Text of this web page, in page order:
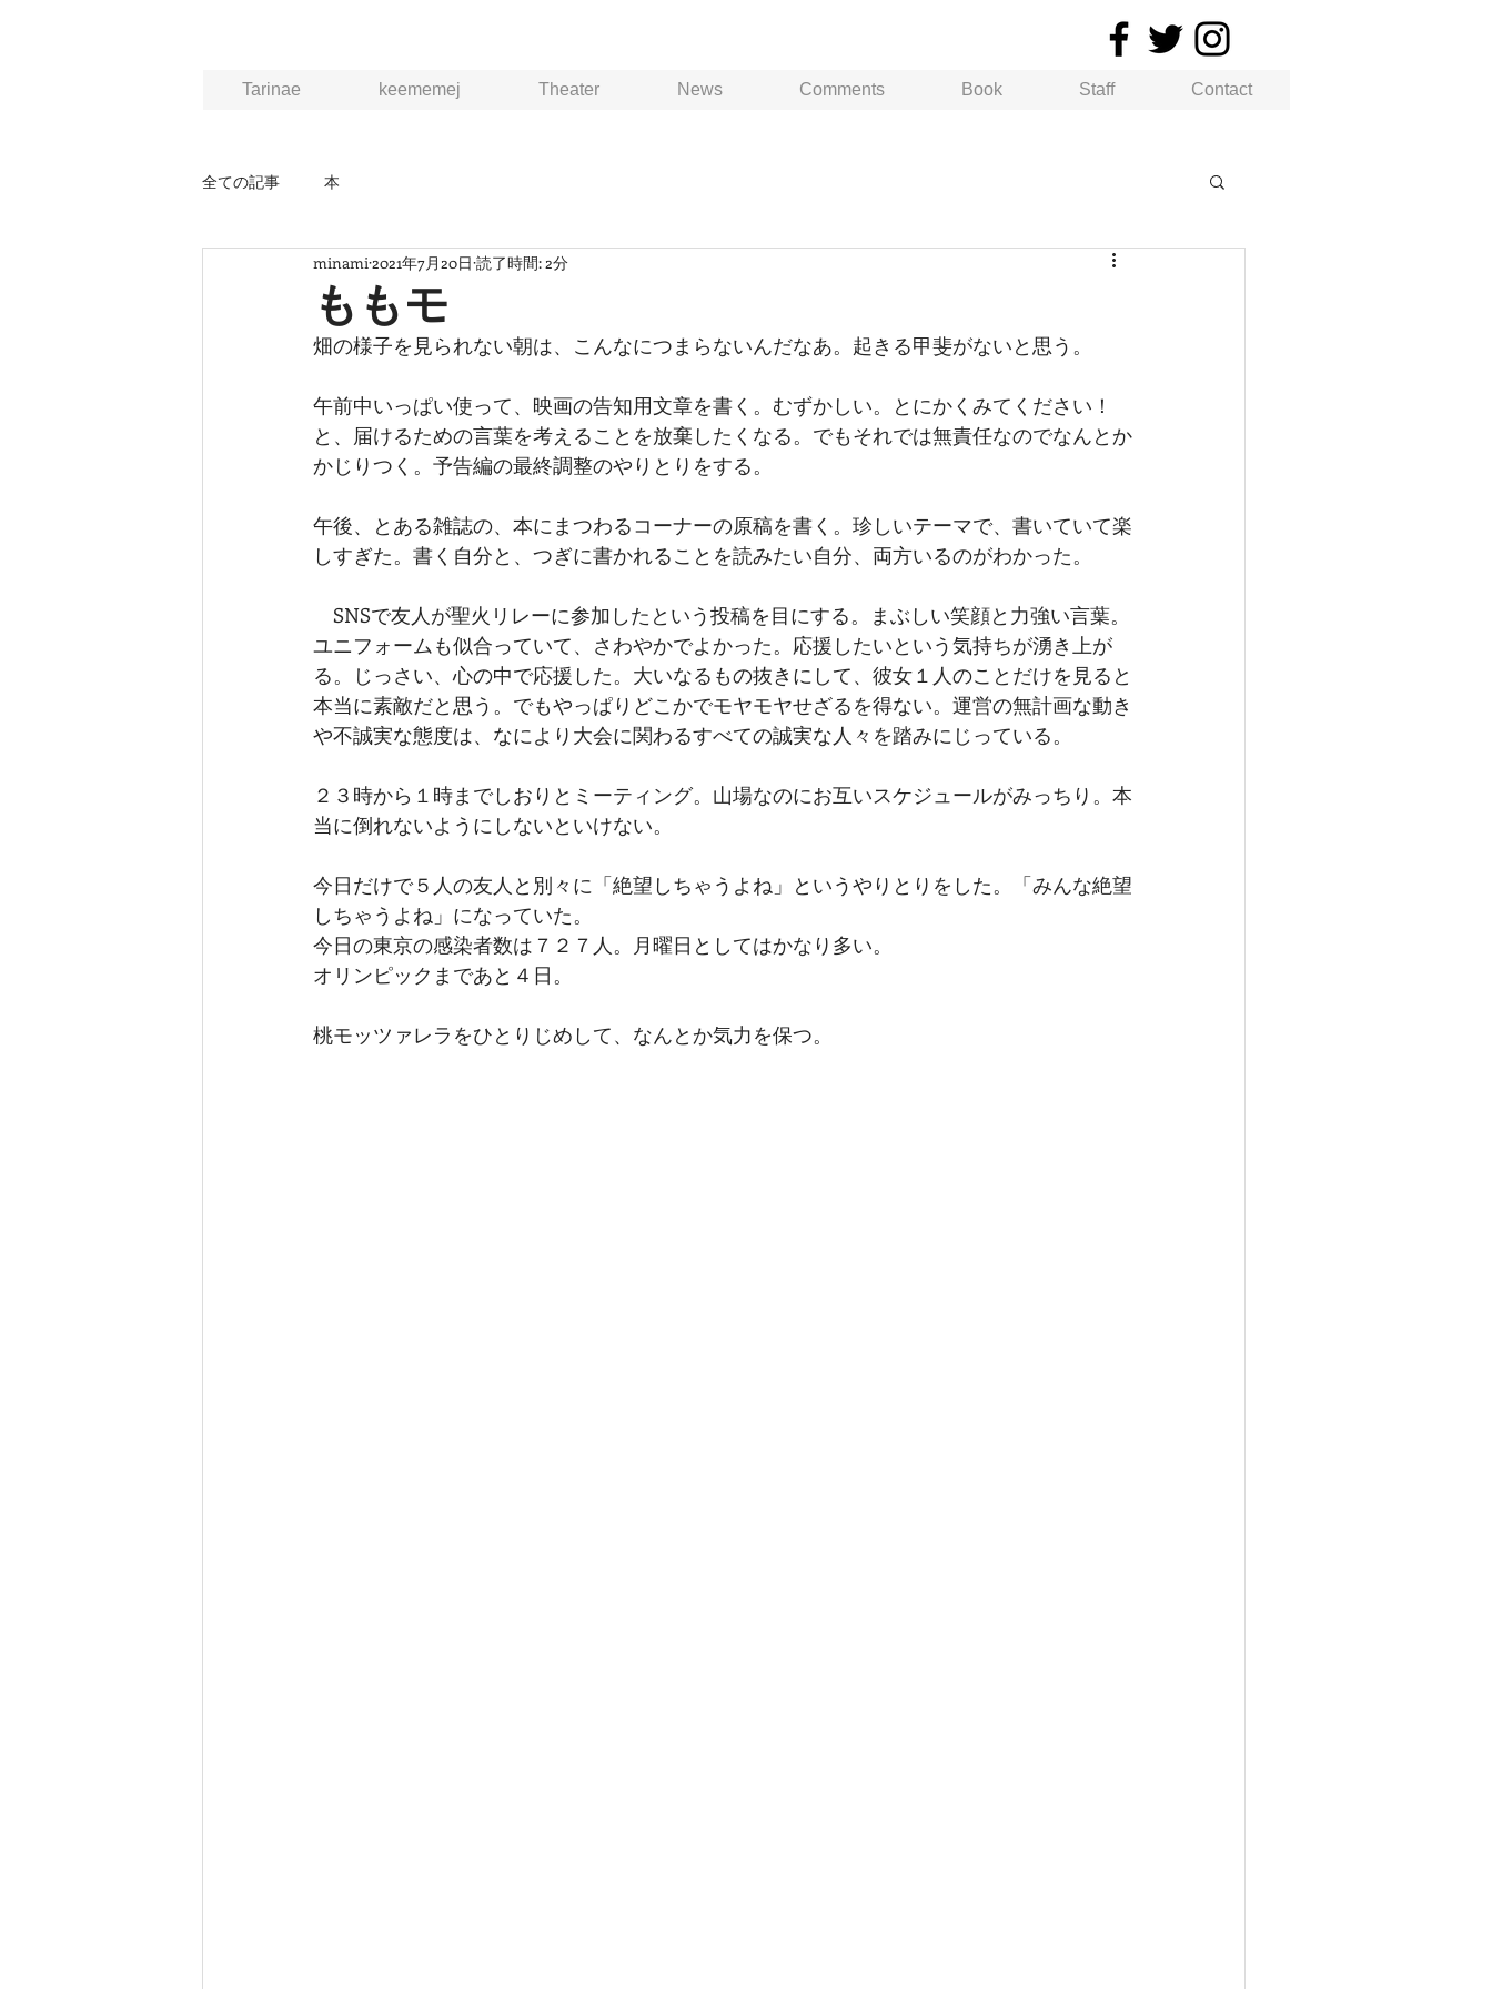
Tarinae keememej Theater News Comments Book Staff Contact
全ての記事 本
ももモ
minami 2021年7月20日 読了時間: 2分
畑の様子を見られない朝は、こんなにつまらないんだなあ。起きる甲斐がないと思う。
午前中いっぱい使って、映画の告知用文章を書く。むずかしい。とにかくみてください！
と、届けるための言葉を考えることを放棄したくなる。でもそれでは無責任なのでなんとか
かじりつく。予告編の最終調整のやりとりをする。
午後、とある雑誌の、本にまつわるコーナーの原稿を書く。珍しいテーマで、書いていて楽
しすぎた。書く自分と、つぎに書かれることを読みたい自分、両方いるのがわかった。
SNSで友人が聖火リレーに参加したという投稿を目にする。まぶしい笑顔と力強い言葉。
ユニフォームも似合っていて、さわやかでよかった。応援したいという気持ちが湧き上が
る。じっさい、心の中で応援した。大いなるもの抜きにして、彼女１人のことだけを見ると
本当に素敵だと思う。でもやっぱりどこかでモヤモヤせざるを得ない。運営の無計画な動き
や不誠実な態度は、なにより大会に関わるすべての誠実な人々を踏みにじっている。
２３時から１時までしおりとミーティング。山場なのにお互いスケジュールがみっちり。本
当に倒れないようにしないといけない。
今日だけで５人の友人と別々に「絶望しちゃうよね」というやりとりをした。「みんな絶望
しちゃうよね」になっていた。
今日の東京の感染者数は７２７人。月曜日としてはかなり多い。
オリンピックまであと４日。
桃モッツァレラをひとりじめして、なんとか気力を保つ。